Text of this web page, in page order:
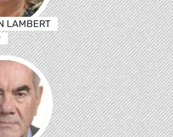
LAMBERT